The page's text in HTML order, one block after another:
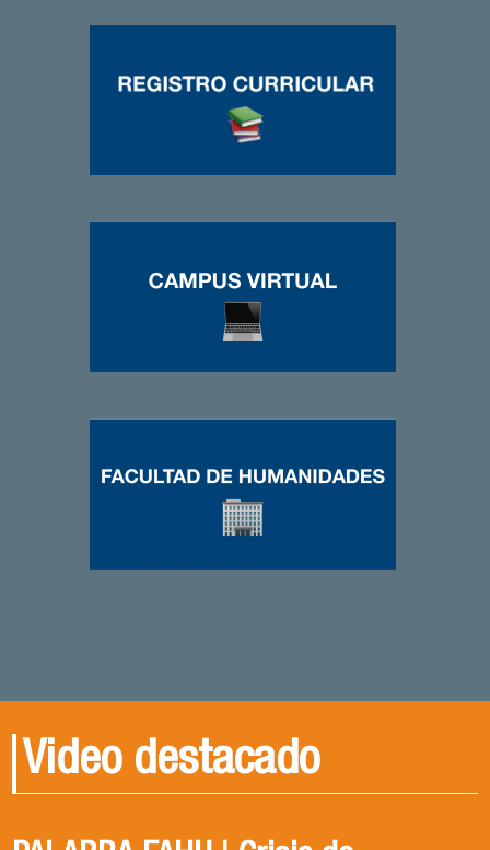
Video destacado